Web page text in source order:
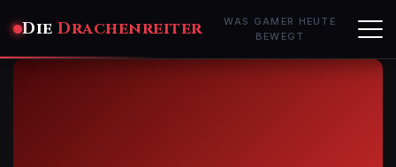
Die Drachenreiter
WAS GAMER HEUTE
BEWEGT